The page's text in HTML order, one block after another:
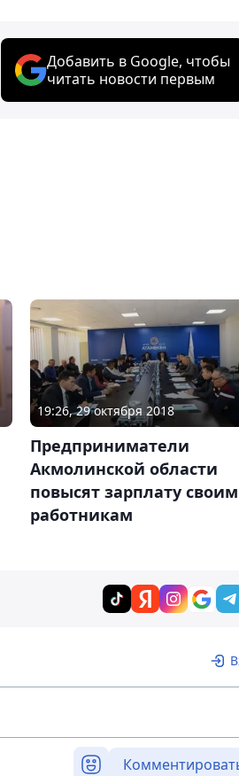
Добавить в Google, чтобы
читать новости первым
19:26, 29 октября 2018
Предприниматели
Акмолинской области
повысят зарплату своим
работникам